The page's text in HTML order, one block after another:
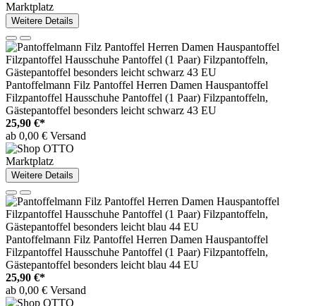
Marktplatz
Weitere Details
Pantoffelmann Filz Pantoffel Herren Damen Hauspantoffel
Filzpantoffel Hausschuhe Pantoffel (1 Paar) Filzpantoffeln,
Gästepantoffel besonders leicht schwarz 43 EU
25,90 €*
ab 0,00 € Versand
Marktplatz
Weitere Details
Pantoffelmann Filz Pantoffel Herren Damen Hauspantoffel
Filzpantoffel Hausschuhe Pantoffel (1 Paar) Filzpantoffeln,
Gästepantoffel besonders leicht blau 44 EU
25,90 €*
ab 0,00 € Versand